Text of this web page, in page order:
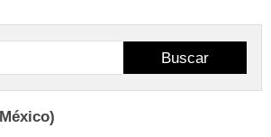
Buscar